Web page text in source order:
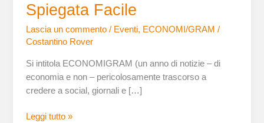
Spiegata Facile
Lascia un commento / Eventi, ECONOMI/GRAM /
Costantino Rover
Si intitola ECONOMIGRAM (un anno di notizie – di
economia e non – pericolosamente trascorso a
credere a social, giornali e […]
Leggi tutto »